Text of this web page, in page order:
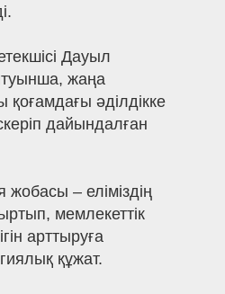
Дауыл
жаңа
қоғамдағы әділдікке
дайындалған
– еліміздің
мемлекеттік
арттыруға
құжат.